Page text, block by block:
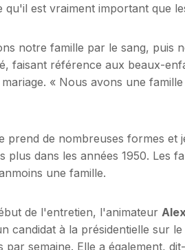
qu'il est vraiment important que
notre famille par le sang, puis
faisant référence aux beaux-
« Nous avons une
prend de nombreuses formes
plus dans les années 1950. Les
une famille.
de l'entretien, l'animateur
candidat à la présidentielle sur
par semaine. Elle a également,